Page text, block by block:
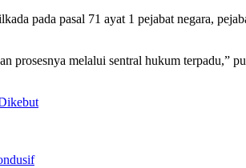
pada pasal 71 ayat 1 pejabat negara,
prosesnya melalui sentral hukum terpadu,”